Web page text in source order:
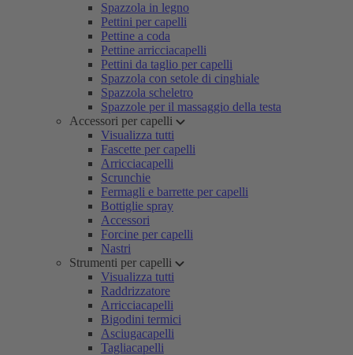
Spazzola in legno
Pettini per capelli
Pettine a coda
Pettine arricciacapelli
Pettini da taglio per capelli
Spazzola con setole di cinghiale
Spazzola scheletro
Spazzole per il massaggio della testa
Accessori per capelli
Visualizza tutti
Fascette per capelli
Arricciacapelli
Scrunchie
Fermagli e barrette per capelli
Bottiglie spray
Accessori
Forcine per capelli
Nastri
Strumenti per capelli
Visualizza tutti
Raddrizzatore
Arricciacapelli
Bigodini termici
Asciugacapelli
Tagliacapelli